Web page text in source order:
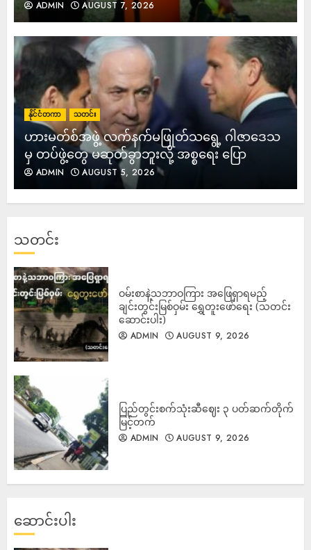
ADMIN AUGUST 7, 2026
နိုင်ငံတကာ သတင်း
ဟားမတ်စ်အဖွဲ့ လက်နက်မဖြုတ်သရွေ့ ဂါဇာဒေသ
မှ တပ်ဖွဲ့တွေ မဆုတ်ခွာဘူးလို့ အစ္စရေး ပြော
ADMIN AUGUST 5, 2026
သတင်း
ဝမ်းစာနဲ့သဘာဝကြား အဖြေရှာရမည့်
ချင်းတွင်းမြစ်ဝှမ်း ရွှေတူးဖော်ရေး (သတင်း
ဆောင်းပါး)
ADMIN AUGUST 9, 2026
ပြည်တွင်းစက်သုံးဆီဈေး ၃ ပတ်ဆက်တိုက်
မြင့်တက်
ADMIN AUGUST 9, 2026
ဆောင်းပါး